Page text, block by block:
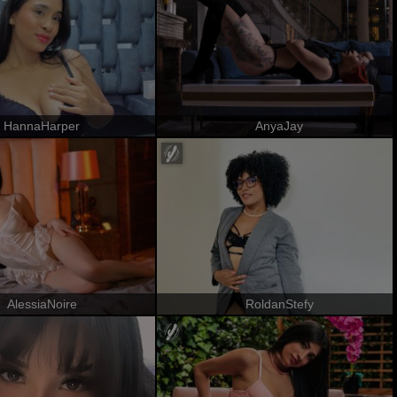
HannaHarper AnyaJay
AlessiaNoire RoldanStefy